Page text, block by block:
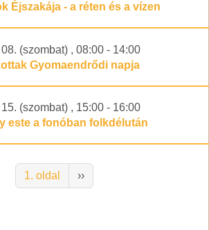
Éjszakája - a réten és a vízen
(szombat) , 08:00 - 14:00
Gyomaendrődi napja
(szombat) , 15:00 - 16:00
este a fonóban folkdélután
1. oldal
Következő oldal
››